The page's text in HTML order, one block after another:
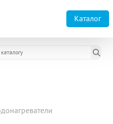
Каталог